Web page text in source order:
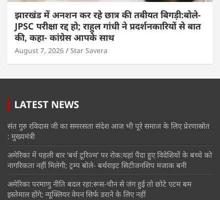
झारखंड में अनशन कर रहे छात्र की तबीयत बिगड़ी:बोले-
JPSC परीक्षा रद्द हो; राहुल गांधी ने प्रदर्शनकारियों से बात
की, कहा- कांग्रेस आपके साथ
August 7, 2026 Star Savera
LATEST NEWS
संत गुरु रविदास जी का समरसता संदेश आज भी पूरे समाज के लिए प्रेरणास्रोत
: मुख्यमंत्री
अमेरिका में पहली बार ‘बर्थ टूरिज्म’ पर रोक:यहां पैदा हुए विदेशियों के बच्चे को
नागरिकता नहीं मिलेगी; ट्रम्प बोले- बर्थराइट सिटीजनशिप मजाक बनी
अमेरिका परमाणु नीति बदल रहा:रूस-चीन से जंग हुई तो छोटे एटम बम
इस्तेमाल होंगे; न्यूक्लियर वेपन सिर्फ डराने के लिए नहीं